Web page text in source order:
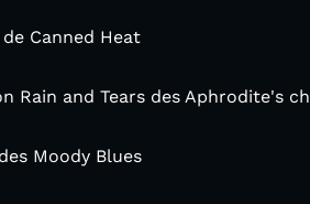
Canned Heat
Rain and Tears des Aphrodite's
Moody Blues